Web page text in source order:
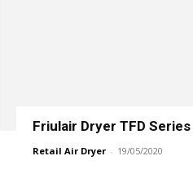
Friulair Dryer TFD Series
Retail Air Dryer - 19/05/2020